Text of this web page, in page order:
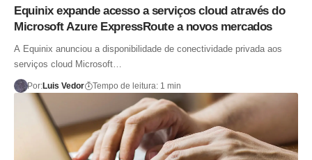
Equinix expande acesso a serviços cloud através do
Microsoft Azure ExpressRoute a novos mercados
A Equinix anunciou a disponibilidade de conectividade privada aos
serviços cloud Microsoft…
Por:Luis Vedor Tempo de leitura: 1 min